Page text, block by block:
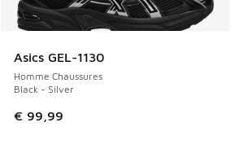
Asics GEL-1130
Homme Chaussures
Black - Silver
€ 99,99